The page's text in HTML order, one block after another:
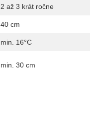
2 až 3 krát ročne
40 cm
min. 16°C
min. 30 cm